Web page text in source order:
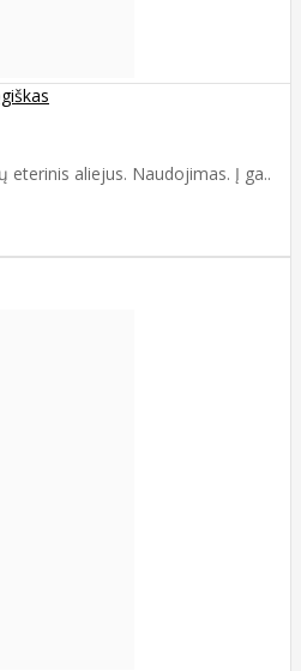
eterinis aliejus. Naudojimas. Į ga..